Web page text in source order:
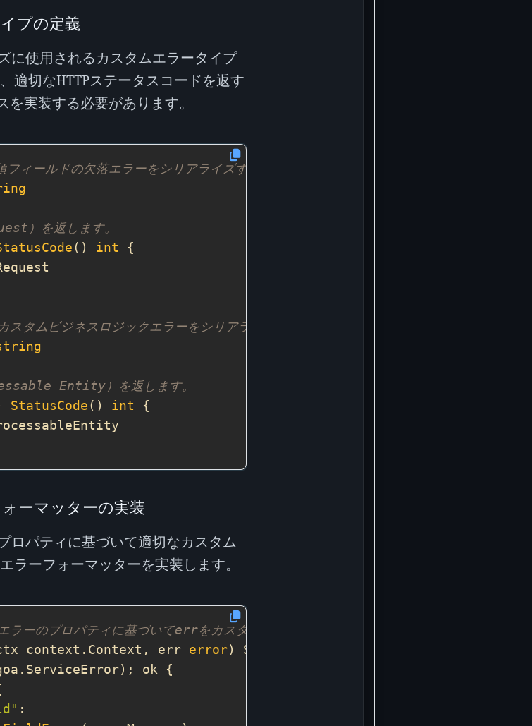
プの定義
に使用されるカスタムエラータイプ
適切なHTTPステータスコードを返す
を実装する必要があります。
ルドの欠落エラーをシリアライズするために使用されるタイプです。
）を返します。
() int
ビジネスロジックエラーをシリアライズするために使用されるタイプです。
Entity）を返します。
StatusCode () int
ーマッターの実装
ロパティに基づいて適切なカスタム
ラーフォーマッターを実装します。
のプロパティに基づいてerrをカスタムエラータイプに変換します。
context.Context, err error